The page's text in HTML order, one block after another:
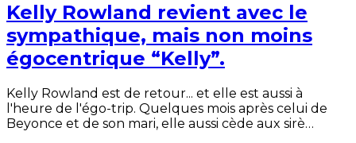
Kelly Rowland revient avec le
sympathique, mais non moins
égocentrique “Kelly”.
Kelly Rowland est de retour... et elle est aussi à
l'heure de l'égo-trip. Quelques mois après celui de
Beyonce et de son mari, elle aussi cède aux sirè…